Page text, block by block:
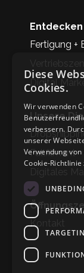
Entdecken
Fertigung +
Digital
Unsere
Fullfilment
Digitales
Kontakt
Diese
Cookies.
Wir verwenden
verbessern.
unserer
Verwendung
Cookie-Richtlinie